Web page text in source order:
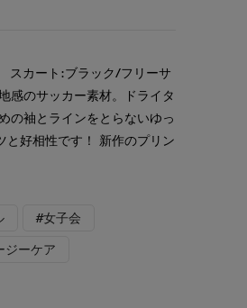
スカート:ブラック/フリーサ
のサッカー素材。ドライタ
の袖とラインをとらないゆっ
と好相性です！ 新作のプリン
#女子会
ジーケア